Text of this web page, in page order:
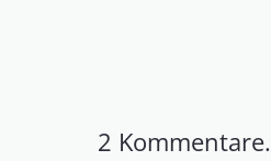
2 Kommentare.